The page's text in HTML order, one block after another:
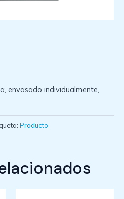
envasado individualmente,
Producto